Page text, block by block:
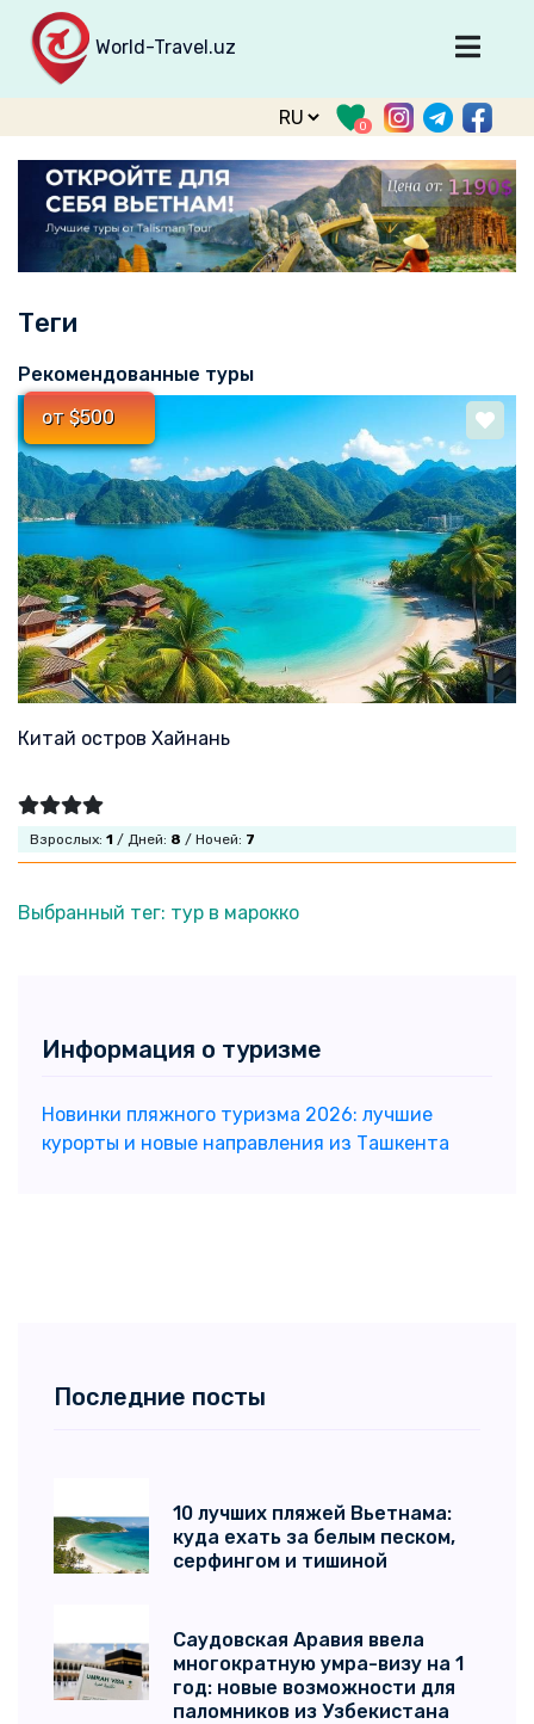
World-Travel.uz
Главная
Направления
Туры
Тур. фирмы
Табло прилета
Войти
Зарегистрироваться
support@world-travel.uz
0
Теги
Рекомендованные туры
от $500
Китай остров Хайнань
Взрослых: 1 / Дней: 8 / Ночей: 7
Выбранный тег: тур в марокко
Информация о туризме
Новинки пляжного туризма 2026: лучшие
курорты и новые направления из Ташкента
Последние посты
10 лучших пляжей Вьетнама:
куда ехать за белым песком,
серфингом и тишиной
Саудовская Аравия ввела
многократную умра-визу на 1
год: новые возможности для
паломников из Узбекистана